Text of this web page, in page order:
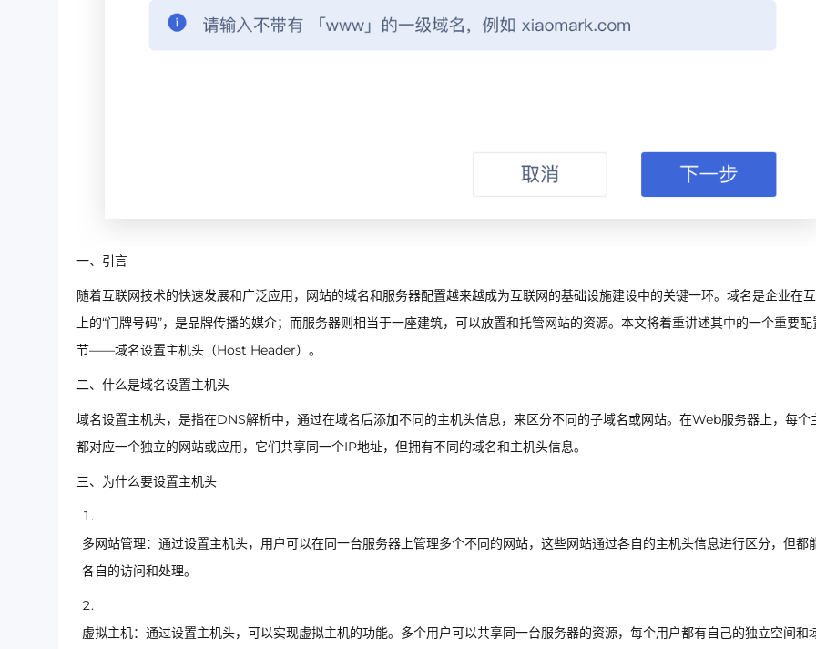
一、引言
随着互联网技术的快速发展和广泛应用，网站的域名和服务器配置越来越成为互联网的基础设施建设中的关键一环。域名是企业在
上的“门牌号码”，是品牌传播的媒介；而服务器则相当于一座建筑，可以放置和托管网站的资源。本文将着重讲述其中的一个重要配
节——域名设置主机头（Host Header）。
二、什么是域名设置主机头
域名设置主机头，是指在DNS解析中，通过在域名后添加不同的主机头信息，来区分不同的子域名或网站。在Web服务器上，每个
都对应一个独立的网站或应用，它们共享同一个IP地址，但拥有不同的域名和主机头信息。
三、为什么要设置主机头
多网站管理：通过设置主机头，用户可以在同一台服务器上管理多个不同的网站，这些网站通过各自的主机头信息进行区分，但都
各自的访问和处理。
虚拟主机：通过设置主机头，可以实现虚拟主机的功能。多个用户可以共享同一台服务器的资源，每个用户都有自己的独立空间和